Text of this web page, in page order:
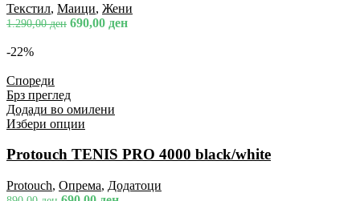
Текстил, Маици, Жени
1.290,00ден 690,00 ден
-22%
Спореди
Брз преглед
Додади во омилени
Избери опции
Protouch TENIS PRO 4000 black/white
Protouch, Опрема, Додатоци